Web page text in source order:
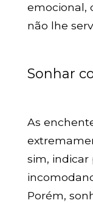
emocional,
não lhe
Sonhar
As
sim,
Porém,